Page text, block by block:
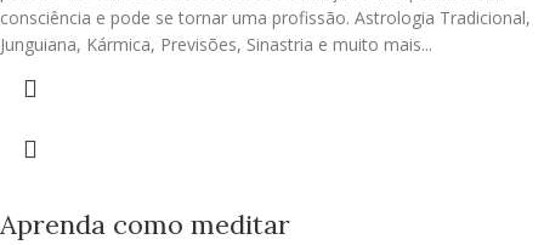
consciência e pode se tornar uma profissão. Astrologia Tradicional,
Junguiana, Kármica, Previsões, Sinastria e muito mais...
Aprenda como meditar